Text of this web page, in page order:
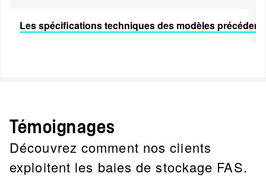
Les spécifications techniques des modèles
Témoignages
Découvrez comment nos clients
exploitent les baies de stockage FAS.